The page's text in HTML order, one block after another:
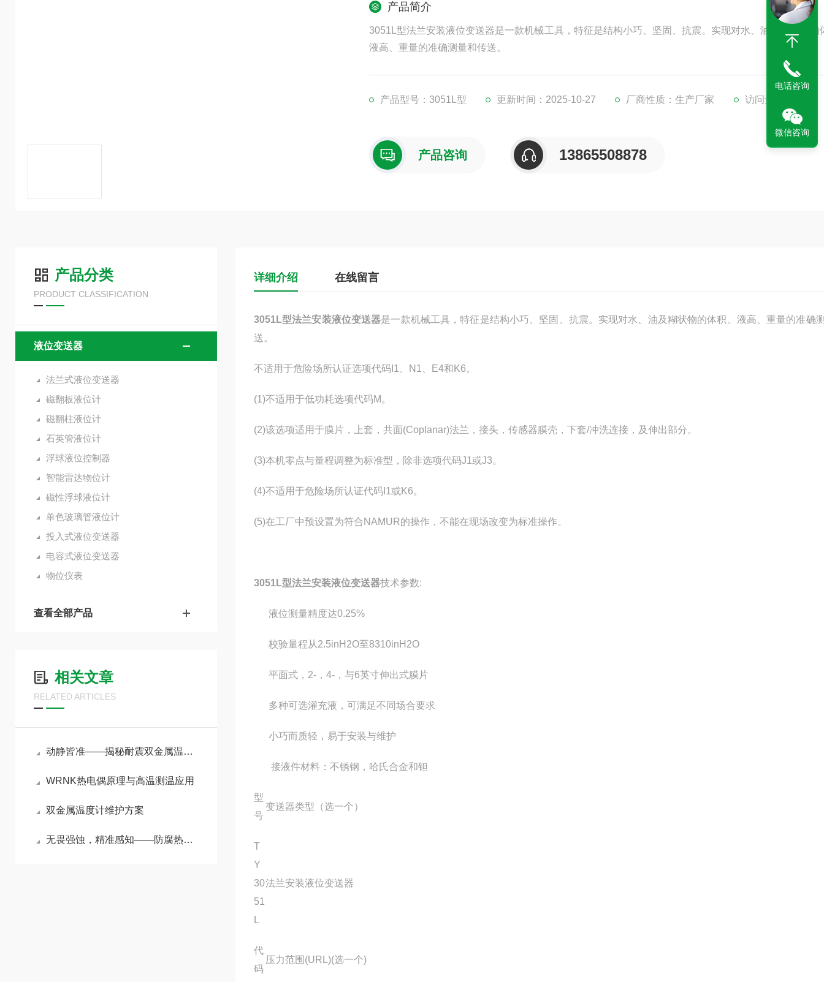
产品简介
3051L型法兰安装液位变送器是一款机械工具，特征是结构小巧、坚固、抗震。实现对水、油及糊状物的
液高、重量的准确测量和传送。
产品型号：3051L型 更新时间：2025-10-27 厂商性质：生产厂家 访问量：470
产品咨询 13865508878
产品分类
PRODUCT CLASSIFICATION
液位变送器
法兰式液位变送器
磁翻板液位计
磁翻柱液位计
石英管液位计
浮球液位控制器
智能雷达物位计
磁性浮球液位计
单色玻璃管液位计
投入式液位变送器
电容式液位变送器
物位仪表
查看全部产品
相关文章
RELATED ARTICLES
动静皆准——揭秘耐震双金属温度计在强振动环境下的测温奥秘
WRNK热电偶原理与高温测温应用
双金属温度计维护方案
无畏强蚀，精准感知——防腐热电偶护航苛刻工况温度测量
详细介绍 在线留言
3051L型法兰安装液位变送器是一款机械工具，特征是结构小巧、坚固、抗震。实现对水、油及糊状物的体积、液高、重量的准确
送。
不适用于危险场所认证选项代码I1、N1、E4和K6。
(1)不适用于低功耗选项代码M。
(2)该选项适用于膜片，上套，共面(Coplanar)法兰，接头，传感器膜壳，下套/冲洗连接，及伸出部分。
(3)本机零点与量程调整为标准型，除非选项代码J1或J3。
(4)不适用于危险场所认证代码I1或K6。
(5)在工厂中预设置为符合NAMUR的操作，不能在现场改变为标准操作。
3051L型法兰安装液位变送器技术参数:
液位测量精度达0.25%
校验量程从2.5inH2O至8310inH2O
平面式，2-，4-，与6英寸伸出式膜片
多种可选灌充液，可满足不同场合要求
小巧而质轻，易于安装与维护
接液件材料：不锈钢，哈氏合金和钽
型
号
变送器类型（选一个）
T
Y
30
51
法兰安装液位变送器
代
码
压力范围(URL)(选一个)
电话咨询
微信咨询